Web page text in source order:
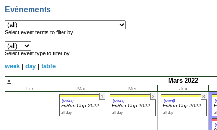
CONTACT
Ski ALPIN
Triathlon
Ski Nordique
Courses à pieds
Athlétisme
Slalom In-Line
Caisse à savon
Coupe "Journal La Gruyère"
Evénements
Select event terms to filter by
Select event type to filter by
week | day | table
«
Mars 2022
Lun Mar Mer
Jeu
1
(event)
FriRun Cup 2022
all day
2
(event)
FriRun Cup 2022
all day
3
(event)
FriRun Cup 2022
all day